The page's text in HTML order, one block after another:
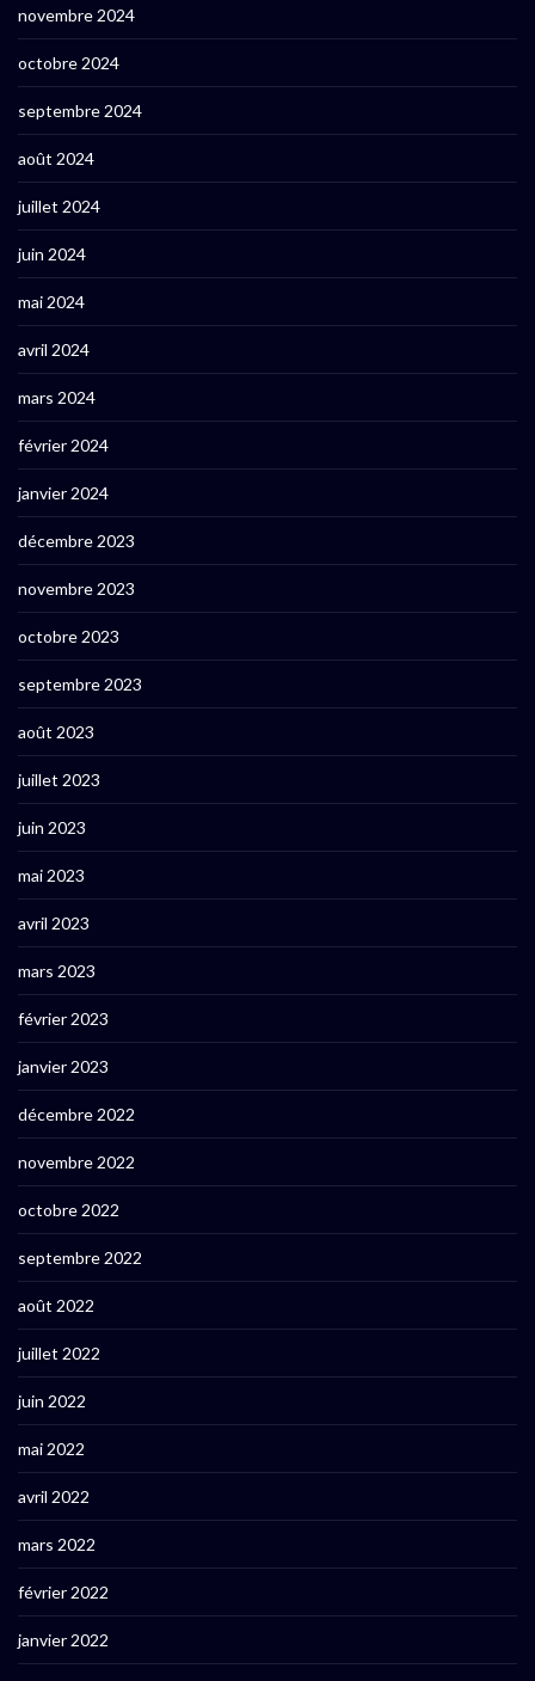
novembre 2024
octobre 2024
septembre 2024
août 2024
juillet 2024
juin 2024
mai 2024
avril 2024
mars 2024
février 2024
janvier 2024
décembre 2023
novembre 2023
octobre 2023
septembre 2023
août 2023
juillet 2023
juin 2023
mai 2023
avril 2023
mars 2023
février 2023
janvier 2023
décembre 2022
novembre 2022
octobre 2022
septembre 2022
août 2022
juillet 2022
juin 2022
mai 2022
avril 2022
mars 2022
février 2022
janvier 2022